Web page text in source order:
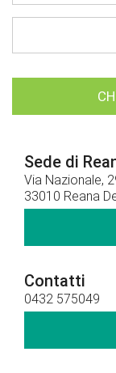
Sede di
Via Nazionale,
33010 Reana
Contatti
0432 575049